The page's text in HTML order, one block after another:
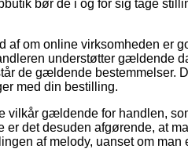
bør de i og for sig tage
af om online virksomheden er
understøtter gældende
de gældende bestemmelser.
med din bestilling.
vilkår gældende for handlen,
det desuden afgørende, at
af melody, uanset om man